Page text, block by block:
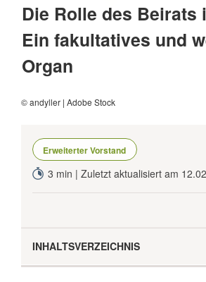
Die Rolle des Beirats
Ein fakultatives und
Organ
© andyller | Adobe Stock
Erweiterter Vorstand
3 min | Zuletzt aktualisiert am
INHALTSVERZEICHNIS